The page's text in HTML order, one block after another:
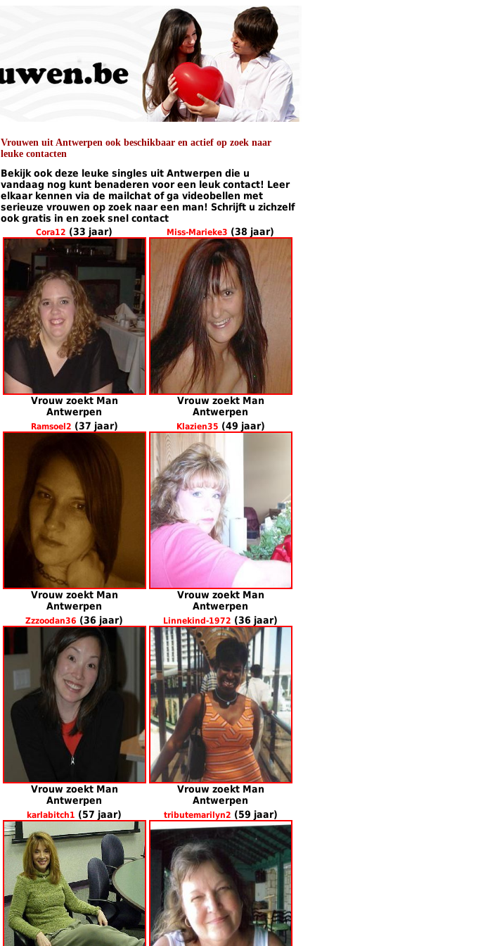
Vrouwen uit Antwerpen ook beschikbaar en actief op zoek naar
leuke contacten
Bekijk ook deze leuke singles uit Antwerpen die u
vandaag nog kunt benaderen voor een leuk contact! Leer
elkaar kennen via de mailchat of ga videobellen met
serieuze vrouwen op zoek naar een man! Schrijft u zichzelf
ook gratis in en zoek snel contact
Cora12 (33 jaar)
Vrouw zoekt Man
Antwerpen
Miss-Marieke3 (38 jaar)
Vrouw zoekt Man
Antwerpen
Ramsoel2 (37 jaar)
Vrouw zoekt Man
Antwerpen
Klazien35 (49 jaar)
Vrouw zoekt Man
Antwerpen
Zzzoodan36 (36 jaar)
Vrouw zoekt Man
Antwerpen
Linnekind-1972 (36 jaar)
Vrouw zoekt Man
Antwerpen
karlabitch1 (57 jaar) tributemarilyn2 (59 jaar)